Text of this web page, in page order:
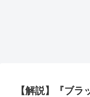
【解説】『ブ